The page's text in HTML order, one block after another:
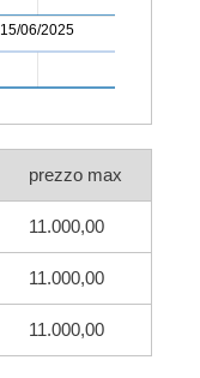
15/06/2025
prezzo max
11.000,00
11.000,00
11.000,00